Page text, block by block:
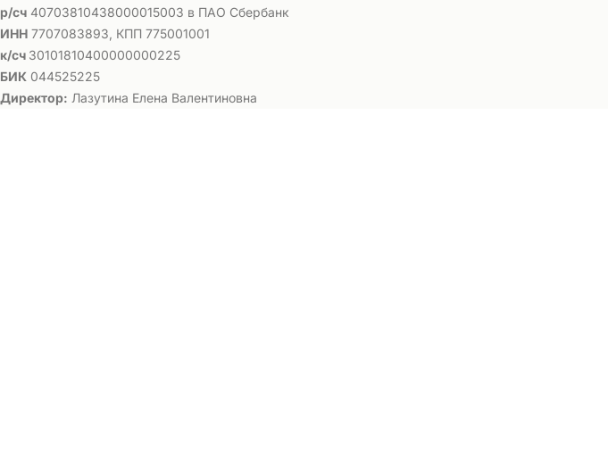
р/сч 40703810438000015003 в ПАО Сбербанк
ИНН 7707083893, КПП 775001001
к/сч 30101810400000000225
БИК 044525225
Директор: Лазутина Елена Валентиновна